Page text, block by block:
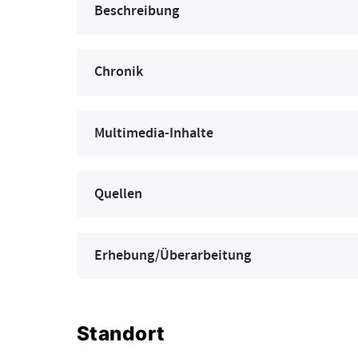
Beschreibung
Chronik
Multimedia-Inhalte
Quellen
Erhebung/Überarbeitung
Standort